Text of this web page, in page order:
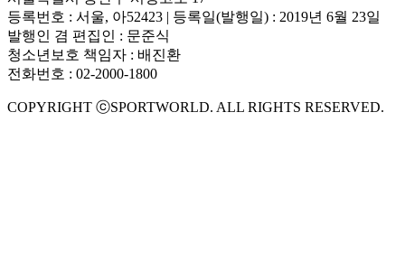
등록번호 : 서울, 아52423 | 등록일(발행일) : 2019년 6월 23일
발행인 겸 편집인 : 문준식
청소년보호 책임자 : 배진환
전화번호 : 02-2000-1800
COPYRIGHT ⓒSPORTWORLD. ALL RIGHTS RESERVED.